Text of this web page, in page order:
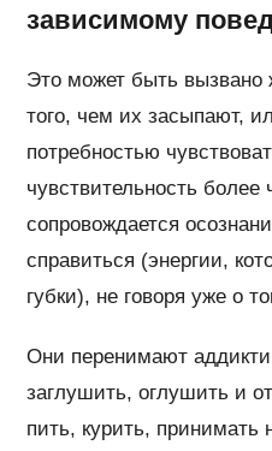
зависимому
Это может быть вызвано
того, чем их засыпают,
потребностью
чувствительность более
сопровождается
справиться (энергии,
губки), не говоря уже о
Они перенимают
заглушить, оглушить и
пить, курить, принимать